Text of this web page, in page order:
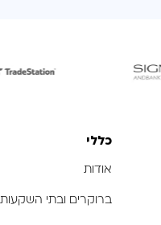
לפתיחת
כללי
אודות
ברוקרים ובתי השקעות